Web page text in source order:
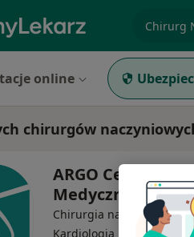
online
chirurgów
ARGO Centrum
Medyczne
Chirurgia naczyniowa,
Kardiologia
Więcej